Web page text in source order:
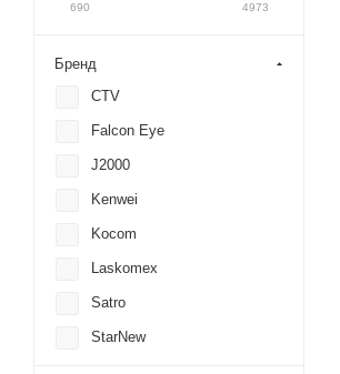
690 4973
Бренд
CTV
Falcon Eye
J2000
Kenwei
Kocom
Laskomex
Satro
StarNew